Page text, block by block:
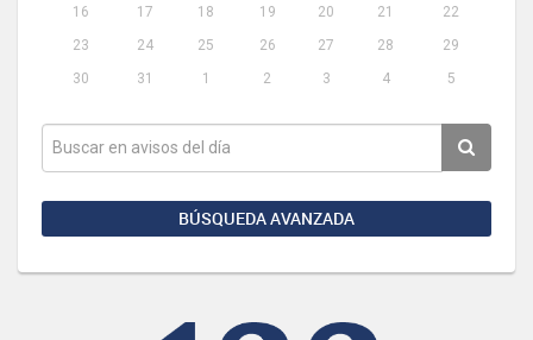
16
17 18 19 20 21
22
23
24 25 26 27 28
29
30
31 1 2 3 4 5
BÚSQUEDA AVANZADA